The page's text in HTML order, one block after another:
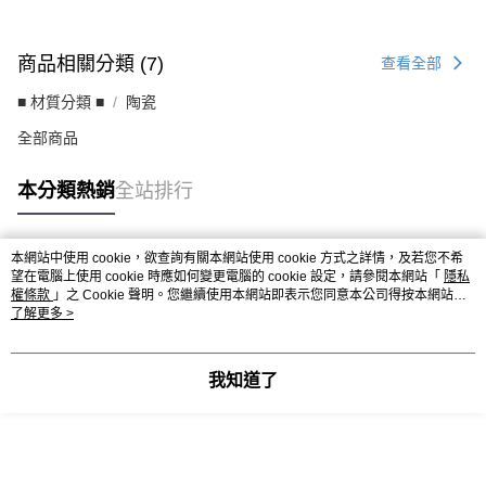
商品相關分類 (7) 查看全部
■ 材質分類 ■ 陶瓷
全部商品
本分類熱銷全站排行
熱門標籤
本網站中使用 cookie，欲查詢有關本網站使用 cookie 方式之詳情，及若您不希
望在電腦上使用 cookie 時應如何變更電腦的 cookie 設定，請參閱本網站「 隱私
權條款 」之 Cookie 聲明。您繼續使用本網站即表示您同意本公司得按本網站使
用條款之 Cookie 聲明使用 cookie。
了解更多 >
我知道了